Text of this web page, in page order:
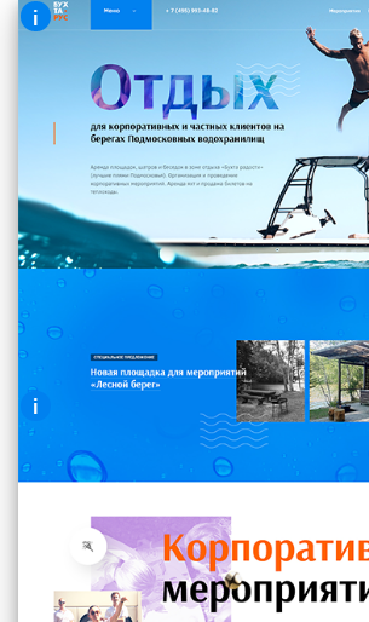
i
Хедер сайта (шапка)
Навигация и логотип зафиксированы у
нижнего края вьюпорта.
i
Специальное предложение
возможностью заказа.
Главный экран
УТП + краткое
Просто и доступно!
Корпоративные